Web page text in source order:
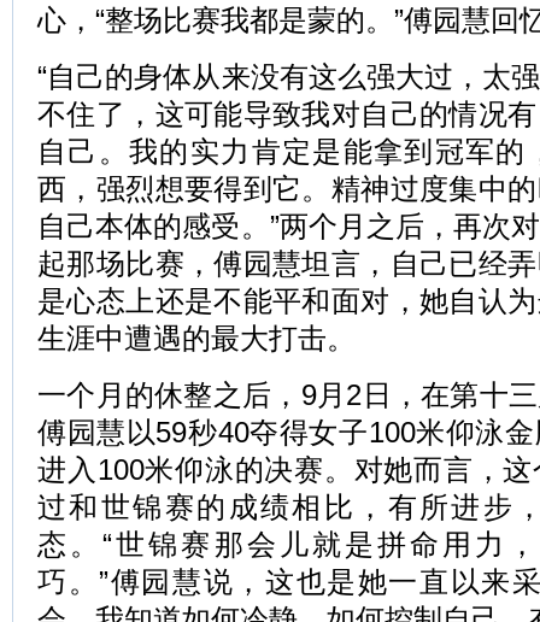
心，“整场比赛我都是蒙的。”傅园慧回
“自己的身体从来没有这么强大过，太
不住了，这可能导致我对自己的情况
自己。我的实力肯定是能拿到冠军的
西，强烈想要得到它。精神过度集中
自己本体的感受。”两个月之后，再次
起那场比赛，傅园慧坦言，自己已经
是心态上还是不能平和面对，她自认
生涯中遭遇的最大打击。
一个月的休整之后，9月2日，在第十
傅园慧以59秒40夺得女子100米仰泳
进入100米仰泳的决赛。对她而言，
过和世锦赛的成绩相比，有所进步
态。“世锦赛那会儿就是拼命用力
巧。”傅园慧说，这也是她一直以来